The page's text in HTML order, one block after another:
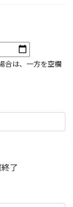
合は、一方を空欄
了